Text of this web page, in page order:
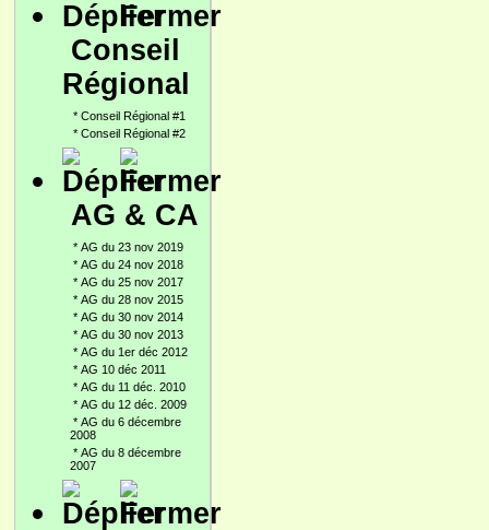
Conseil
Régional
* Conseil Régional #1
* Conseil Régional #2
AG & CA
* AG du 23 nov 2019
* AG du 24 nov 2018
* AG du 25 nov 2017
* AG du 28 nov 2015
* AG du 30 nov 2014
* AG du 30 nov 2013
* AG du 1er déc 2012
* AG 10 déc 2011
* AG du 11 déc. 2010
* AG du 12 déc. 2009
* AG du 6 décembre
2008
* AG du 8 décembre
2007